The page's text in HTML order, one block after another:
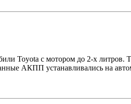
Toyota с мотором до 2-х литров.
АКПП устанавливались на